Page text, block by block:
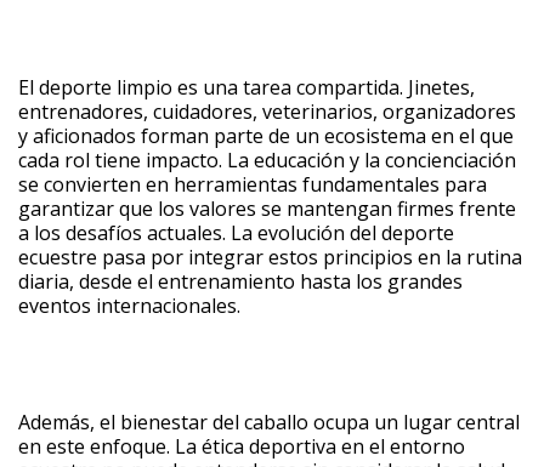
El deporte limpio es una tarea compartida. Jinetes,
entrenadores, cuidadores, veterinarios, organizadores
y aficionados forman parte de un ecosistema en el que
cada rol tiene impacto. La educación y la concienciación
se convierten en herramientas fundamentales para
garantizar que los valores se mantengan firmes frente
a los desafíos actuales. La evolución del deporte
ecuestre pasa por integrar estos principios en la rutina
diaria, desde el entrenamiento hasta los grandes
eventos internacionales.
Además, el bienestar del caballo ocupa un lugar central
en este enfoque. La ética deportiva en el entorno